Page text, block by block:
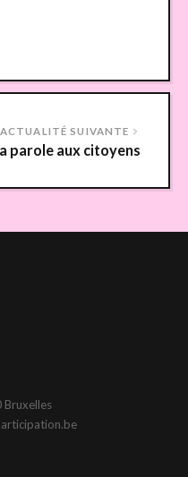
ACTUALITÉ SUIVANTE
parole aux citoyens
Bruxelles